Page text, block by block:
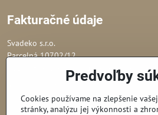
Fakturačné údaje
Svadeko s.r.o.
Parcelná 10702/12
82106 Bratislava - Podunajské Biskupice
Obchodný register Okresného súdu
odd. Sro, vl. č.: 150982/B
Predvoľby
Cookies používame na zlepšenie
stránky, analýzu jej výkonnosti a